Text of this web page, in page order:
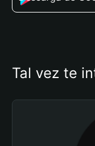
Tal vez te